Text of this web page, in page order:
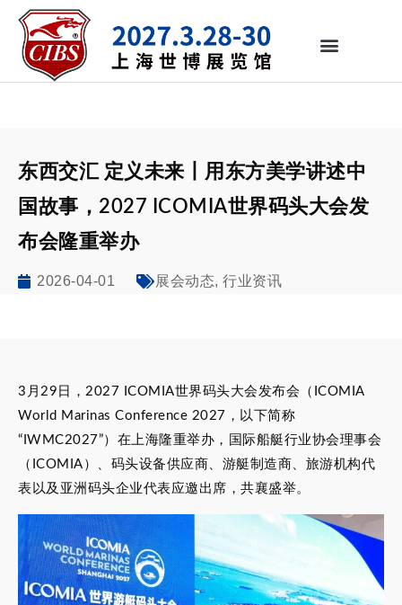
东西交汇 定义未来丨用东方美学讲述中
国故事，2027 ICOMIA世界码头大会发
布会隆重举办
2026-04-01 展会动态, 行业资讯
3月29日，2027 ICOMIA世界码头大会发布会（ICOMIA
World Marinas Conference 2027，以下简称
“IWMC2027”）在上海隆重举办，国际船艇行业协会理事会
（ICOMIA）、码头设备供应商、游艇制造商、旅游机构代
表以及亚洲码头企业代表应邀出席，共襄盛举。